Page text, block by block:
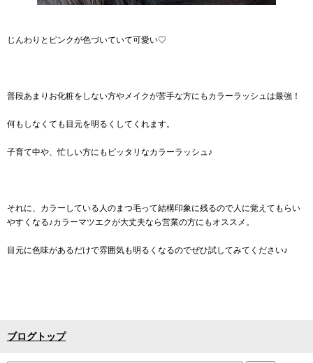
じんわりとピンクが色づいていて可愛い♡
普段あまりお化粧をしない方やメイクが苦手な方にもカラーラッシュは最強！
何もしなくても目元を明るくしてくれます。
子育て中や、忙しい方にもピッタリなカラーラッシュ♪
それに、カラーしている人のまつ毛って結構印象に残るので人に覚えてもらい
やすくなる♪カラーマツエクが大丈夫なら営業の方にもオススメ。
目元に色味があるだけで雰囲気も明るくなるのでぜひ試してみてください♪
ブログトップ